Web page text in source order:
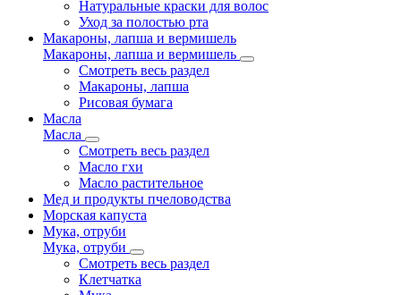
Натуральные краски для волос
Уход за полостью рта
Макароны, лапша и вермишель
Макароны, лапша и вермишель
Смотреть весь раздел
Макароны, лапша
Рисовая бумага
Масла
Масла
Смотреть весь раздел
Масло гхи
Масло растительное
Мед и продукты пчеловодства
Морская капуста
Мука, отруби
Мука, отруби
Смотреть весь раздел
Клетчатка